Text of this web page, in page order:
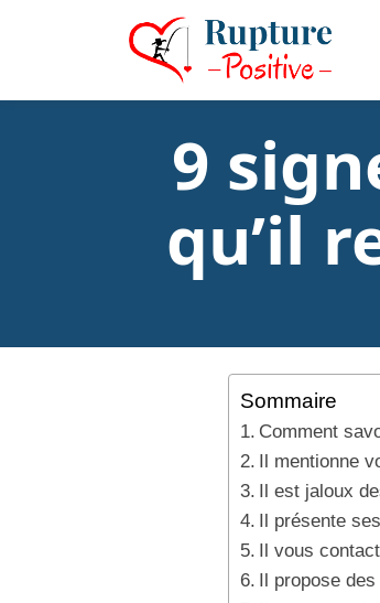
9
qu’il
Sommaire
Comment
Il mentionne
Il est jaloux
Il présente
Il vous
Il propose